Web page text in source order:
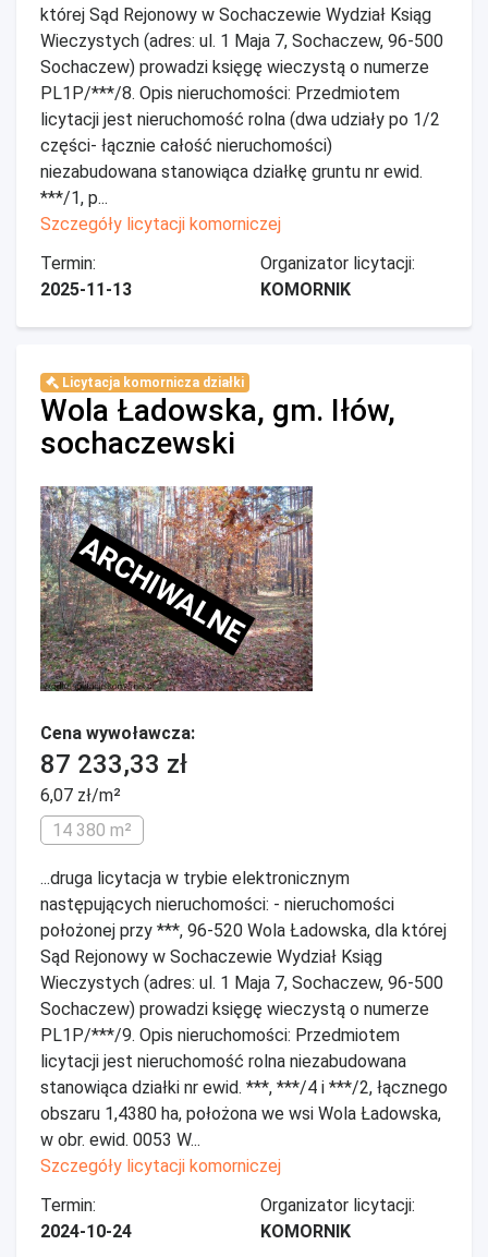
której Sąd Rejonowy w Sochaczewie Wydział Ksiąg
Wieczystych (adres: ul. 1 Maja 7, Sochaczew, 96-500
Sochaczew) prowadzi księgę wieczystą o numerze
PL1P/***/8. Opis nieruchomości: Przedmiotem
licytacji jest nieruchomość rolna (dwa udziały po 1/2
części- łącznie całość nieruchomości)
niezabudowana stanowiąca działkę gruntu nr ewid.
***/1, p...
Szczegóły licytacji komorniczej
Termin:
2025-11-13
Organizator licytacji:
KOMORNIK
Licytacja komornicza działki
Wola Ładowska, gm. Iłów,
sochaczewski
ARCHIWALNE
Cena wywoławcza:
87 233,33 zł
6,07 zł/m²
14 380 m²
...druga licytacja w trybie elektronicznym
następujących nieruchomości: - nieruchomości
położonej przy ***, 96-520 Wola Ładowska, dla której
Sąd Rejonowy w Sochaczewie Wydział Ksiąg
Wieczystych (adres: ul. 1 Maja 7, Sochaczew, 96-500
Sochaczew) prowadzi księgę wieczystą o numerze
PL1P/***/9. Opis nieruchomości: Przedmiotem
licytacji jest nieruchomość rolna niezabudowana
stanowiąca działki nr ewid. ***, ***/4 i ***/2, łącznego
obszaru 1,4380 ha, położona we wsi Wola Ładowska,
w obr. ewid. 0053 W...
Szczegóły licytacji komorniczej
Termin:
2024-10-24
Organizator licytacji:
KOMORNIK